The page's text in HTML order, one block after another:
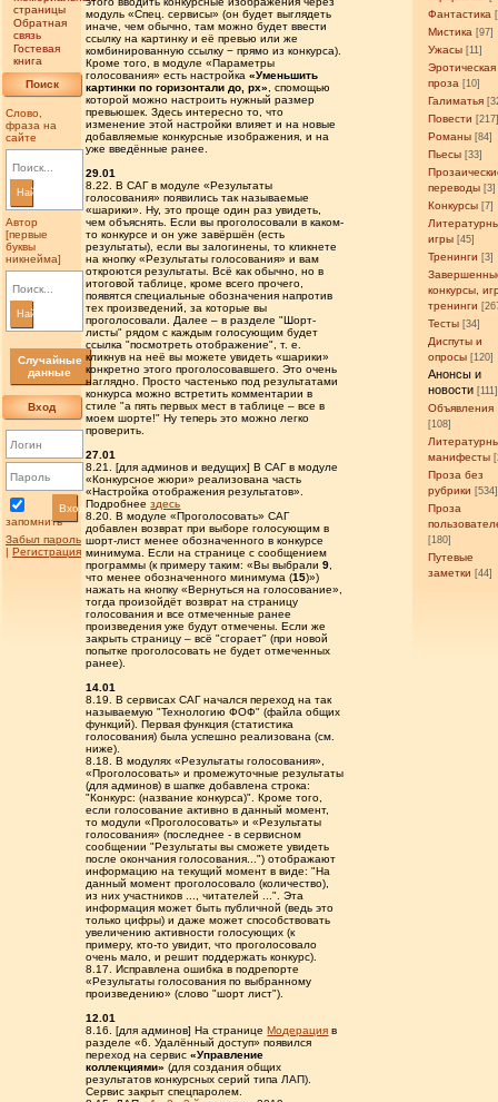
страницы
Обратная
связь
Гостевая
книга
Поиск
Слово,
фраза на
сайте
Найти
Автор
[первые
буквы
никнейма]
Найти
Случайные
данные
Вход
запомнить
Вход
Забыл пароль
| Регистрация
Фантастика
Мистика [97]
Ужасы [11]
Эротическая
проза [10]
Галиматья
Повести
Романы [84]
Пьесы [33]
переводы [3]
Конкурсы [7]
игры [45]
Тренинги [3]
конкурсы,
тренинги
Тесты [34]
Диспуты и
опросы [120]
Анонсы и
новости [111]
Объявления
[108]
манифесты
Проза без
рубрики [534]
Проза
[180]
Путевые
заметки [44]
модуль «Спец. сервисы» (он будет выглядеть
иначе, чем обычно, там можно будет ввести
ссылку на картинку и её превью или же
комбинированную ссылку − прямо из конкурса).
Кроме того, в модуле «Параметры
голосования» есть настройка«Уменьшить
картинки по горизонтали до, px»
, спомощью
которой можно настроить нужный размер
превьюшек. Здесь интересно то, что
изменение этой настройки влияет и на новые
добавляемые конкурсные изображения, и на
уже введённые ранее.
29.01
8.22. В САГ в модуле «Результаты
голосования» появились так называемые
«шарики». Ну, это проще один раз увидеть,
чем объяснять. Если вы проголосовали в каком-
то конкурсе и он уже завёршён (есть
результаты), если вы залогинены, то кликнете
на кнопку «Результаты голосования» и вам
откроются результаты. Всё как обычно, но в
итоговой таблице, кроме всего прочего,
появятся специальные обозначения напротив
тех произведений, за которые вы
проголосовали. Далее – в разделе "Шорт-
листы" рядом с каждым голосующим будет
ссылка "посмотреть отображение", т. е.
кликнув на неё вы можете увидеть «шарики»
конкретно этого проголосовавшего. Это очень
наглядно. Просто частенько под результатами
конкурса можно встретить комментарии в
стиле "а пять первых мест в таблице – все в
моем шорте!" Ну теперь это можно легко
проверить.
27.01
8.21. [для админов и ведущих] В САГ в модуле
«Конкурсное жюри» реализована часть
«Настройка отображения результатов».
Подробнеездесь
8.20. В модуле «Проголосовать» САГ
добавлен возврат при выборе голосующим в
шорт-лист менее обозначенного в конкурсе
минимума. Если на странице с сообщением
программы (к примеру таким: «Вы выбрали9
что менее обозначенного минимума (15)»)
нажать на кнопку «Вернуться на голосование»,
тогда произойдёт возврат на страницу
голосования и все отмеченные ранее
произведения уже будут отмечены. Если же
закрыть страницу – всё "сгорает" (при новой
попытке проголосовать не будет отмеченных
ранее).
14.01
8.19. В сервисах САГ начался переход на так
называемую "Технологию ФОФ" (файла общих
функций). Первая функция (статистика
голосования) была успешно реализована (см.
ниже).
8.18. В модулях «Результаты голосования»,
«Проголосовать» и промежуточные результаты
(для админов) в шапке добавлена строка:
"Конкурс: (название конкурса)". Кроме того,
если голосование активно в данный момент,
то модули «Проголосовать» и «Результаты
голосования» (последнее - в сервисном
сообщении "Результаты вы сможете увидеть
после окончания голосования...") отображают
информацию на текущий момент в виде: "На
данный момент проголосовало (количество),
из них участников ..., читателей ...". Эта
информация может быть публичной (ведь это
только цифры) и даже может способствовать
увеличению активности голосующих (к
примеру, кто-то увидит, что проголосовало
очень мало, и решит поддержать конкурс).
8.17. Исправлена ошибка в подрепорте
«Результаты голосования по выбранному
произведению» (слово "шорт лист").
12.01
8.16. [для админов] На страницеМодерация в
разделе «6. Удалённый доступ» появился
переход на сервис«Управление
коллекциями» (для создания общих
результатов конкурсных серий типа ЛАП).
Сервис закрыт спецпаролем.